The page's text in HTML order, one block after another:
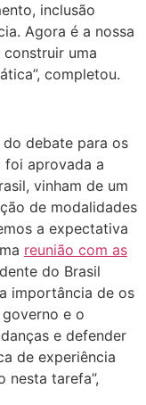
inclusão
Agora é a nossa
uma
completou.
debate para os
foi aprovada a
vinham de um
de modalidades
a expectativa
reunião com as
do Brasil
importância de os
e o
e defender
de experiência
nesta tarefa”,